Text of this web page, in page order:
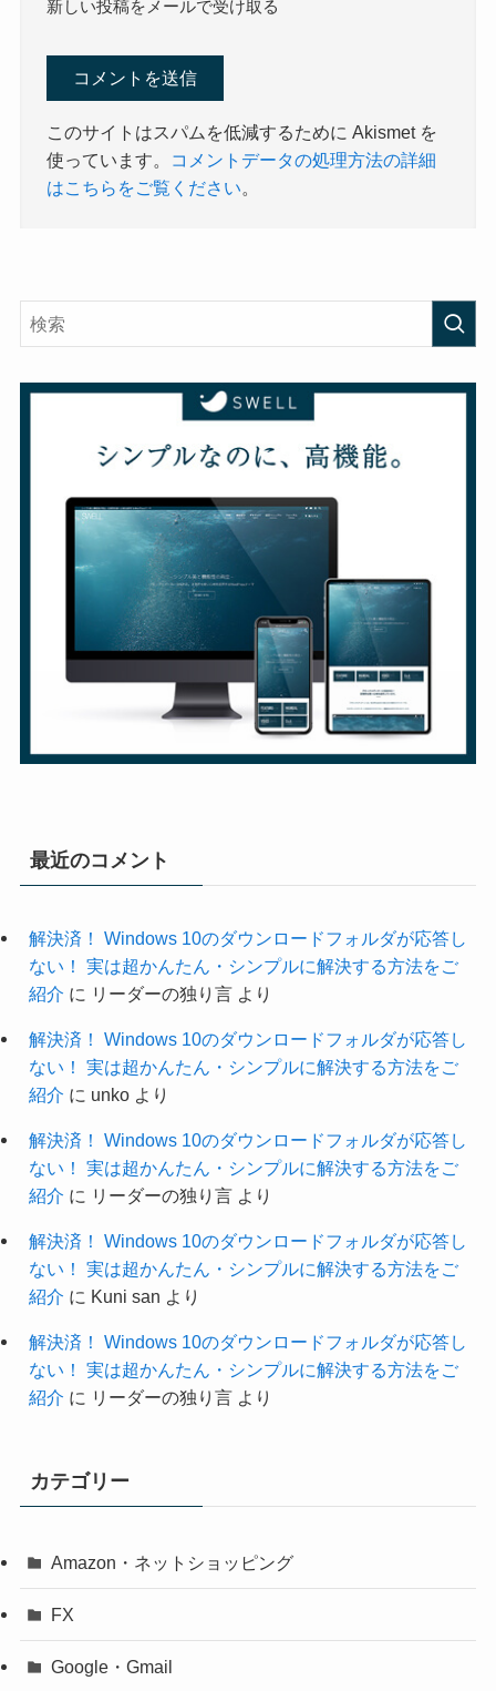
新しい投稿をメールで受け取る
このサイトはスパムを低減するために Akismet を
使っています。
コメントデータの処理方法の詳細
はこちらをご覧ください。
最近のコメント
解決済！ Windows 10のダウンロードフォルダが応答し
ない！ 実は超かんたん・シンプルに解決する方法をご
紹介 に リーダーの独り言より
解決済！ Windows 10のダウンロードフォルダが応答し
ない！ 実は超かんたん・シンプルに解決する方法をご
紹介 に unkoより
解決済！ Windows 10のダウンロードフォルダが応答し
ない！ 実は超かんたん・シンプルに解決する方法をご
紹介 に リーダーの独り言より
解決済！ Windows 10のダウンロードフォルダが応答し
ない！ 実は超かんたん・シンプルに解決する方法をご
紹介 に Kuni san より
解決済！ Windows 10のダウンロードフォルダが応答し
ない！ 実は超かんたん・シンプルに解決する方法をご
紹介 に リーダーの独り言より
カテゴリー
Amazon・ネットショッピング
FX
Google・Gmail